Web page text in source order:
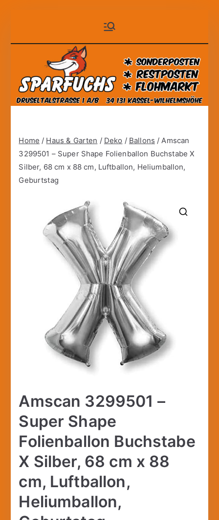
springen
Sparfuchs
– Kassel
Home / Haus & Garten / Deko / Ballons / Amscan
3299501 – Super Shape Folienballon Buchstabe X
Silber, 68 cm x 88 cm, Luftballon, Heliumballon,
Geburtstag
Amscan 3299501 –
Super Shape
Folienballon Buchstabe
X Silber, 68 cm x 88
cm, Luftballon,
Heliumballon,